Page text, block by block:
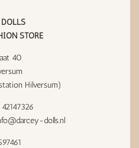
STORE
40
Hilversum)
dolls.nl